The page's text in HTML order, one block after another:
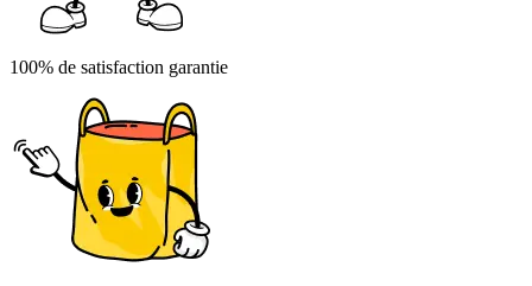
100% de satisfaction garantie